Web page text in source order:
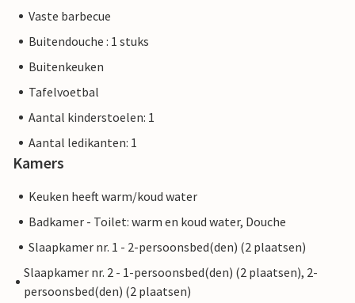
Vaste barbecue
Buitendouche : 1 stuks
Buitenkeuken
Tafelvoetbal
Aantal kinderstoelen: 1
Aantal ledikanten: 1
Kamers
Keuken heeft warm/koud water
Badkamer - Toilet: warm en koud water, Douche
Slaapkamer nr. 1 - 2-persoonsbed(den) (2 plaatsen)
Slaapkamer nr. 2 - 1-persoonsbed(den) (2 plaatsen), 2-
persoonsbed(den) (2 plaatsen)